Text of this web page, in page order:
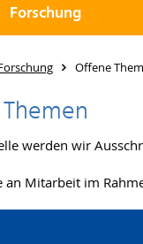
Forschung
Offene
werden wir
an Mitarbeit im